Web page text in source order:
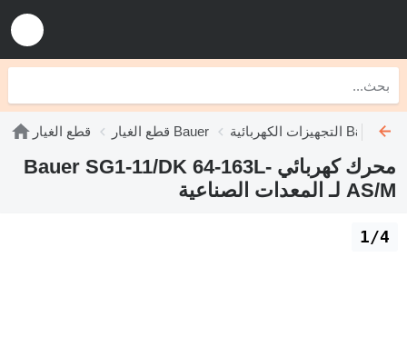
قطع الغيار قطع الغيار Bauer التجهيزات الكهربائية Bauer
محرك كهربائي Bauer SG1-11/DK 64-163L-
AS/M لـ المعدات الصناعية
1/4